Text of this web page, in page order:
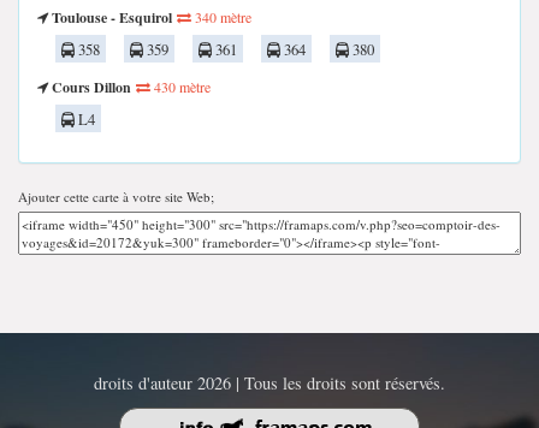
Toulouse - Esquirol
340 mètre
358 359 361 364
380
Cours Dillon
430 mètre
L4
Ajouter cette carte à votre site Web;
droits d'auteur 2026 | Tous les droits sont réservés.